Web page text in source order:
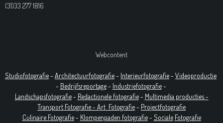
(31)33 277 1816
Webcontent
Studiofotografie- Architectuurfotografie- Interieurfotografie- Videoproductie
- Bedrijfsreportage- Industriefotografie-
Landschapsfotografie- Redactionele fotografie- Multimedia producties -
Transport Fotografie - Art Fotografie- Projectfotografie
Culinaire Fotografie- Klompenpaden fotografie- Sociale Fotografie